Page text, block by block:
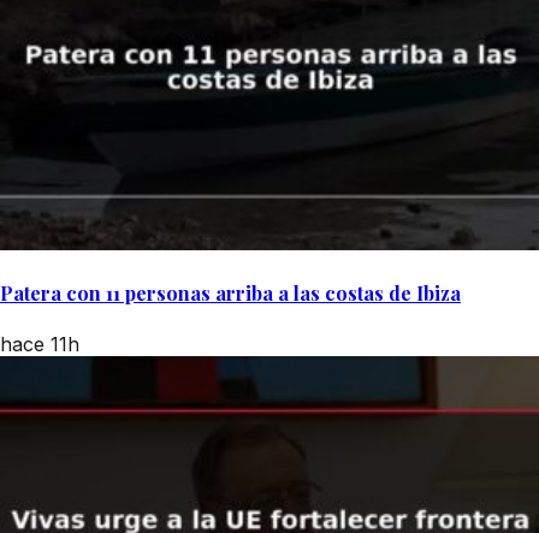
Patera con 11 personas arriba a las costas de Ibiza
hace 11h